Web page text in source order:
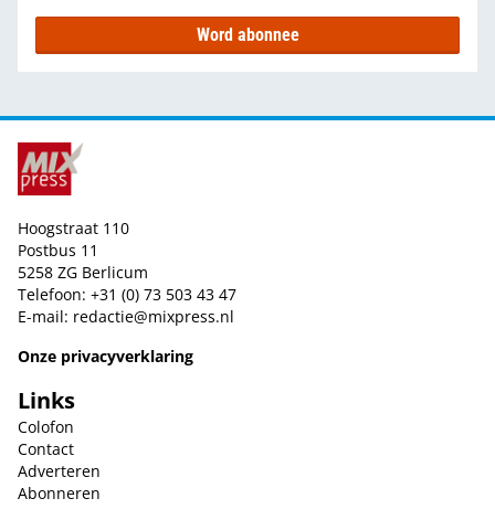
Word abonnee
Hoogstraat 110
Postbus 11
5258 ZG Berlicum
Telefoon: +31 (0) 73 503 43 47
E-mail: redactie@mixpress.nl
Onze privacyverklaring
Links
Colofon
Contact
Adverteren
Abonneren